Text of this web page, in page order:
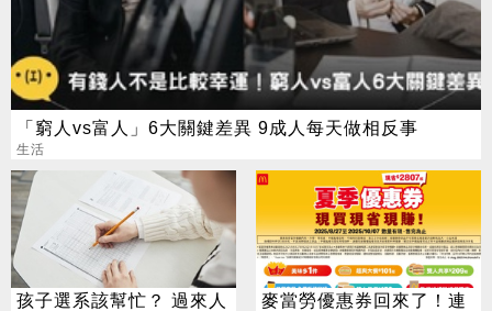
「窮人vs富人」6大關鍵差異 9成人每天做相反事
生活
孩子選系該幫忙？ 過來人
麥當勞優惠券回來了！連